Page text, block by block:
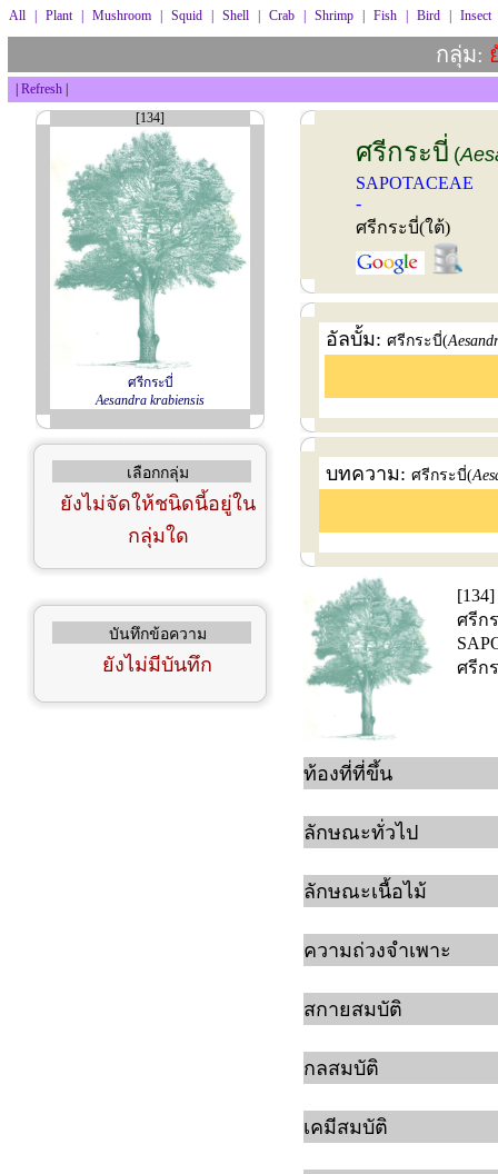
All Plant Mushroom Squid Shell Crab Shrimp Fish Bird Insect
กลุ่ม:
Refresh
[134]
ศรีกระบี่
Aesandra krabiensis
เลือกกลุ่ม
ยังไม่จัดให้ชนิดนี้อยู่ใน
กลุ่มใด
บันทึกข้อความ
ยังไม่มีบันทึก
ศรีกระบี่ (
SAPOTACEAE
-
ศรีกระบี่(ใต้)
อัลบั้ม: ศรีกระบี่(
บทความ: ศรีกระบี่(
[134]
ศรีก
ศรีก
ท้องที่ที่ขึ้น
ลักษณะทั่วไป
ลักษณะเนื้อไม้
ความถ่วงจำเพาะ
สกายสมบัติ
กลสมบัติ
เคมีสมบัติ